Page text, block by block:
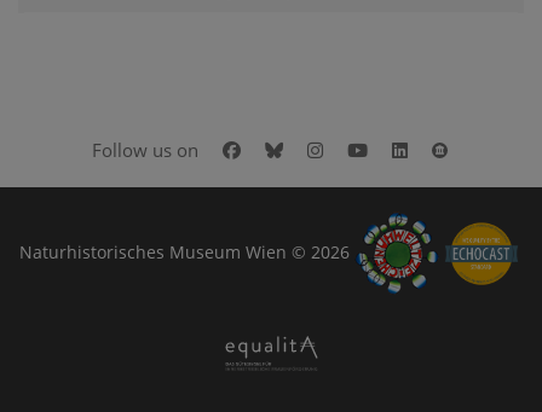
Follow us on Facebook
BlueskyInstagram
YoutubeLinkedIn
Naturhistorisches Museum Wien © 2026